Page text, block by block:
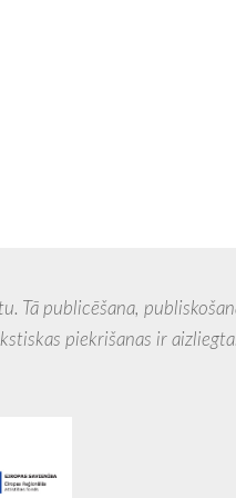
publiskošana,
piekrišanas